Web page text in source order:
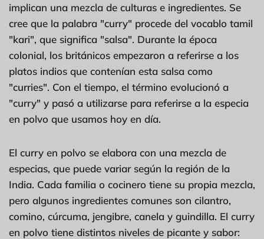
implican una mezcla de culturas e ingredientes. Se
cree que la palabra "curry" procede del vocablo tamil
"kari", que significa "salsa". Durante la época
colonial, los británicos empezaron a referirse a los
platos indios que contenían esta salsa como
"curries". Con el tiempo, el término evolucionó a
"curry" y pasó a utilizarse para referirse a la especia
en polvo que usamos hoy en día.
El curry en polvo se elabora con una mezcla de
especias, que puede variar según la región de la
India. Cada familia o cocinero tiene su propia mezcla,
pero algunos ingredientes comunes son cilantro,
comino, cúrcuma, jengibre, canela y guindilla. El curry
en polvo tiene distintos niveles de picante y sabor: